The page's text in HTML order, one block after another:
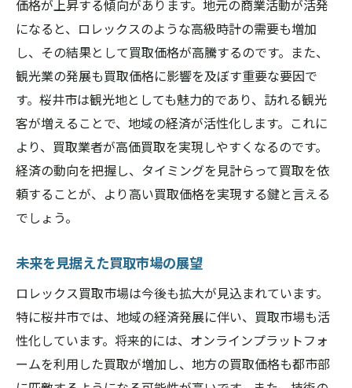
価格が上昇する傾向があります。地元の商業活動が活発
になると、ロレックスのような高級時計の需要も増加
し、その結果として買取価格が高騰するのです。また、
観光業の発展も買取価格に影響を及ぼす重要な要因で
す。桜井市は観光地としても魅力的であり、訪れる観光
客が増えることで、地域の経済が活性化します。これに
より、買取業者が高価買取を実現しやすくなるのです。
経済の動向を把握し、タイミングを見計らって買取を依
頼することが、より高い買取価格を実現する鍵と言える
でしょう。
未来を見据えた買取市場の展望
ロレックス買取市場は今後も拡大が見込まれています。
特に桜井市では、地域の経済発展に伴い、買取市場も活
性化しています。将来的には、オンラインプラットフォ
ームを利用した買取が増加し、地方の買取価格も都市部